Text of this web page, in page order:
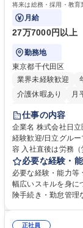
将来は総務・採用・教育
ます。
月給
27万7000円以上
勤務地
東京都千代田区
業界未経験歓迎
介護休暇あり
月
住宅手当あり
育休あり
完全週
仕事の内容
企業名 株式会社日立医薬情報
経験歓迎/日立グループ
容 入社直後は労務
任せいたします。将
営を支えるゼネラリストをめざせま
計算、社会保険対応
します。ご経験に応
幅広く経験を積みたい意
必要な経験・
必要な経験・能力
幅広いスキルを身につけたい方
険手続き・勤怠管
正社員